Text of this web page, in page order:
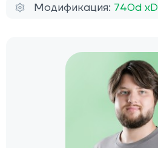
Модификация: 740d